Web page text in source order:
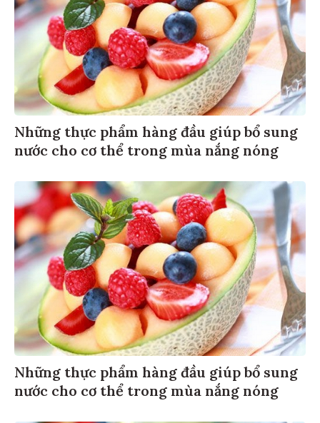
Những thực phẩm hàng đầu giúp bổ sung
nước cho cơ thể trong mùa nắng nóng
Những thực phẩm hàng đầu giúp bổ sung
nước cho cơ thể trong mùa nắng nóng